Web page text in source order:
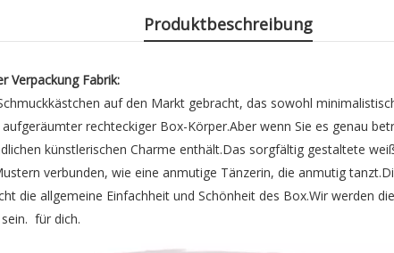
Produktbeschreibung
Verpackung Fabrik:
auf den Markt gebracht, das sowohl
rechteckiger Box-Körper.Aber wenn Sie es genau
künstlerischen Charme enthält.Das sorgfältig gestaltete
verbunden, wie eine anmutige Tänzerin, die anmutig
die allgemeine Einfachheit und Schönheit des Box.Wir werden
für dich.